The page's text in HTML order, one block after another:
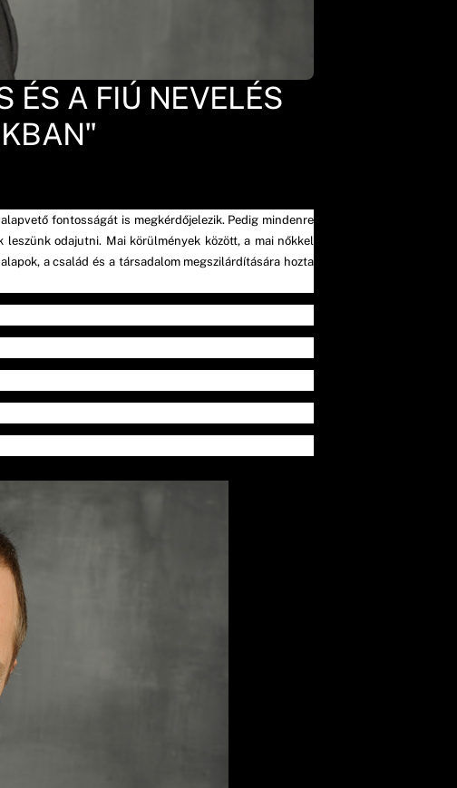
ÉS A FIÚ NEVELÉS
fontosságát is megkérdőjelezik. Pedig mindenre
odajutni. Mai körülmények között, a mai nőkkel
a család és a társadalom megszilárdítására hozta